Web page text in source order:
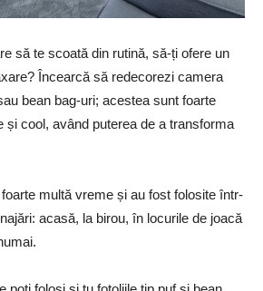
să te scoată din rutină, să-ți ofere un
Încearcă să redecorezi camera
bean bag-uri; acestea sunt foarte
și cool, având puterea de a transforma
multă vreme și au fost folosite într-
acasă, la birou, în locurile de joacă